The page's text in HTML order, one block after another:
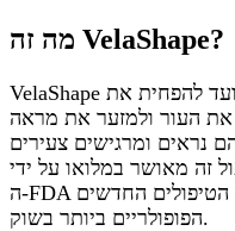
מה זה VelaShape?
VelaShape הוא טיפול אנונימי ולא פולשני שנועד להפחית את
את העור ולמזער את מראה
נראים ומרגישים צעירים
זה מאושר במלואו על ידי
ה-FDA ובטוח, מה שהופך אותו לאחד הטיפולים החדשים
הפופולריים ביותר בשוק.